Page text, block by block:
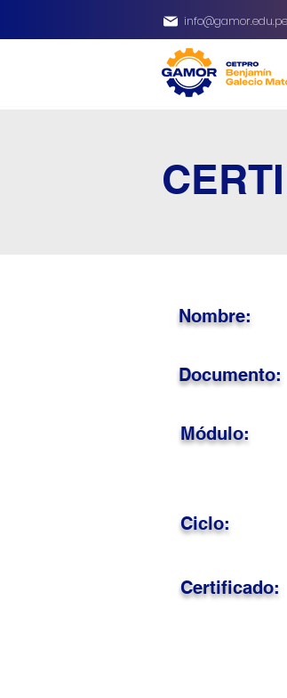
info@gamor.edu.pe
Nombre:
Documento:
Módulo:
Ciclo:
Certificado: